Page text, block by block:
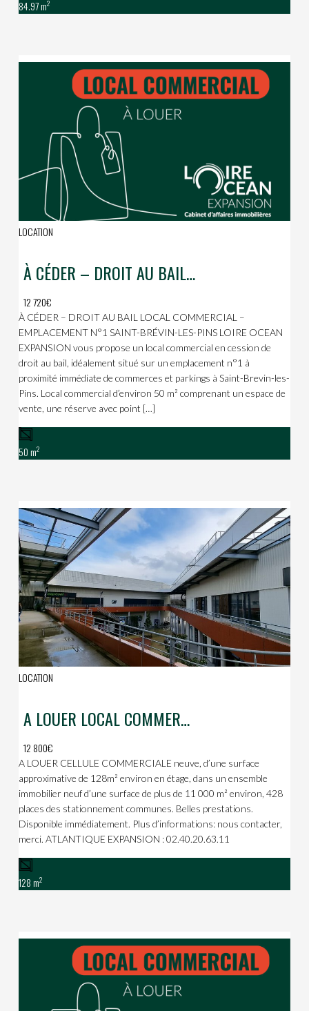
84.97 m2
LOCATION
À CÉDER – DROIT AU BAIL LOCAL COMMERCIAL – EMPLACEMENT N°1 SAINT-BRÉVIN-LES-PINS
12 720€
À CÉDER – DROIT AU BAIL LOCAL COMMERCIAL –
EMPLACEMENT N°1 SAINT-BRÉVIN-LES-PINS LOIRE OCEAN
EXPANSION vous propose un local commercial en cession de
droit au bail, idéalement situé sur un emplacement n°1 à
proximité immédiate de commerces et parkings à Saint-Brevin-les-
Pins. Local commercial d’environ 50 m² comprenant un espace de
vente, une réserve avec point […]
50 m2
LOCATION
A LOUER LOCAL COMMERCIAL
12 800€
A LOUER CELLULE COMMERCIALE neuve, d’une surface
approximative de 128m² environ en étage, dans un ensemble
immobilier neuf d’une surface de plus de 11 000 m² environ, 428
places des stationnement communes. Belles prestations.
Disponible immédiatement. Plus d’informations: nous contacter,
merci. ATLANTIQUE EXPANSION : 02.40.20.63.11
128 m2